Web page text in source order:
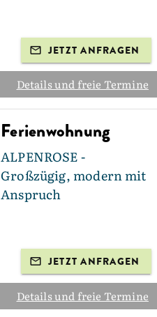
JETZT ANFRAGEN
Details und freie Termine
Ferienwohnung
ALPENROSE -
Großzügig, modern mit
Anspruch
JETZT ANFRAGEN
Details und freie Termine